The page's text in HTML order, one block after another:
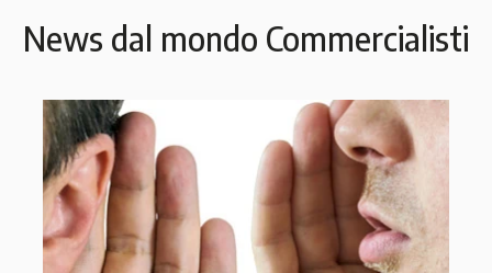
News dal mondo Commercialisti